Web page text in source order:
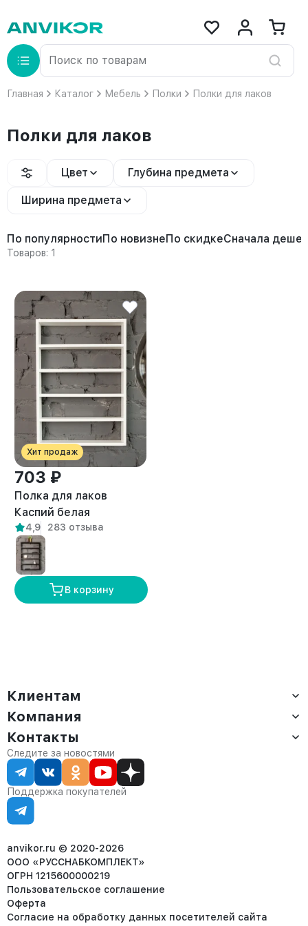
Главная Каталог Мебель Полки Полки для лаков
Полки для лаков
Цвет Глубина предмета
Ширина предмета
По популярностиПо новизнеПо скидкеСначала
Товаров: 1
Хит продаж
703 ₽
Полка для лаков
Каспий белая
4,9 283 отзыва
В корзину
Клиентам
Доставка
Оплата
Сервис
Статус заказа
Статьи
Компания
О компании
Контакты
Партнёрам
Контакты
Отдел продаж:
8 (800) 234-22-62
corp@anvikor.ru
Ежедневно, с 7:00-19:00 (МСК)
Отдел рекламации:
8 (953) 455-25-61
Следите за новостями
Поддержка покупателей
anvikor.ru © 2020-2026
ООО «РУССНАБКОМПЛЕКТ»
ОГРН 1215600000219
Пользовательское соглашение
Оферта
Согласие на обработку данных посетителей сайта